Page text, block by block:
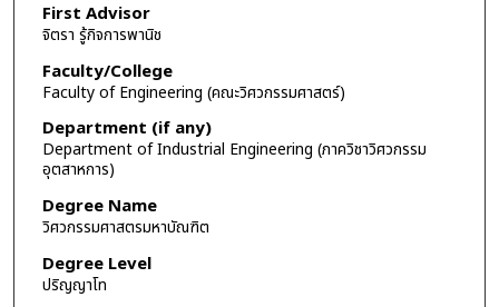
First Advisor
จิตรา รู้กิจการพานิช
Faculty/College
Faculty of Engineering (คณะวิศวกรรมศาสตร์)
Department (if any)
Department of Industrial Engineering (ภาควิชาวิศวกรรม
อุตสาหการ)
Degree Name
วิศวกรรมศาสตรมหาบัณฑิต
Degree Level
ปริญญาโท